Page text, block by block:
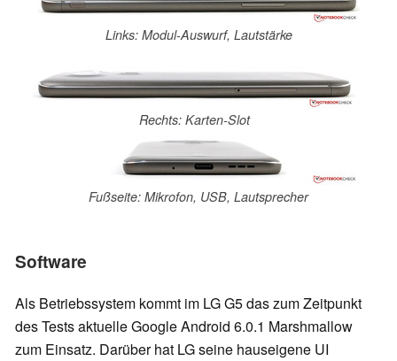
Links: Modul-Auswurf, Lautstärke
Rechts: Karten-Slot
Fußseite: Mikrofon, USB, Lautsprecher
Software
Als Betriebssystem kommt im LG G5 das zum Zeitpunkt
des Tests aktuelle Google Android 6.0.1 Marshmallow
zum Einsatz. Darüber hat LG seine hauseigene UI